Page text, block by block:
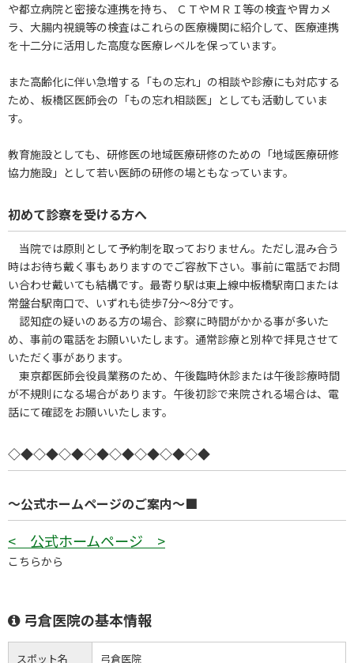
や都立病院と密接な連携を持ち、 ＣＴやＭＲＩ等の検査や胃カメ
ラ、大腸内視鏡等の検査はこれらの医療機関に紹介して、医療連携
を十二分に活用した高度な医療レベルを保っています。
また高齢化に伴い急増する「もの忘れ」の相談や診療にも対応する
ため、板橋区医師会の「もの忘れ相談医」としても活動していま
す。
教育施設としても、研修医の地域医療研修のための「地域医療研修
協力施設」として若い医師の研修の場ともなっています。
初めて診察を受ける方へ
当院では原則として予約制を取っておりません。ただし混み合う
時はお待ち戴く事もありますのでご容赦下さい。事前に電話でお問
い合わせ戴いても結構です。最寄り駅は東上線中板橋駅南口または
常盤台駅南口で、いずれも徒歩7分～8分です。
認知症の疑いのある方の場合、診察に時間がかかる事が多いた
め、事前の電話をお願いいたします。通常診療と別枠で拝見させて
いただく事があります。
東京都医師会役員業務のため、午後臨時休診または午後診療時間
が不規則になる場合があります。午後初診で来院される場合は、電
話にて確認をお願いいたします。
◇◆◇◆◇◆◇◆◇◆◇◆◇◆◇◆
～公式ホームページのご案内～■
< 公式ホームページ >
こちらから
弓倉医院の基本情報
スポット名 弓倉医院